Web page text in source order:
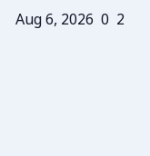
Aug 6, 2026 0 2